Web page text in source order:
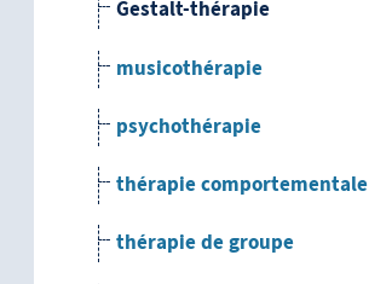
Gestalt-thérapie
musicothérapie
psychothérapie
thérapie comportementale
thérapie de groupe